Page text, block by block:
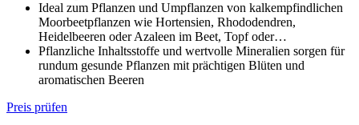
Ideal zum Pflanzen und Umpflanzen von kalkempfindlichen
Moorbeetpflanzen wie Hortensien, Rhododendren,
Heidelbeeren oder Azaleen im Beet, Topf oder…
Pflanzliche Inhaltsstoffe und wertvolle Mineralien sorgen für
rundum gesunde Pflanzen mit prächtigen Blüten und
aromatischen Beeren
Preis prüfen